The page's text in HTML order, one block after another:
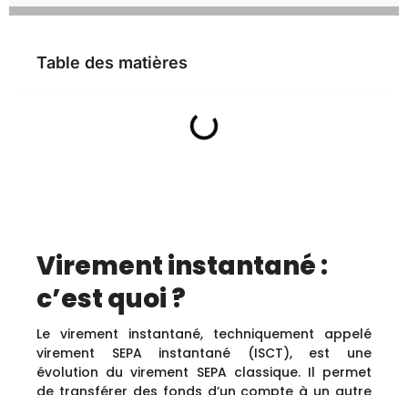
Table des matières
Virement instantané :
c’est quoi ?
Le virement instantané, techniquement appelé
virement SEPA instantané (ISCT), est une
évolution du virement SEPA classique. Il permet